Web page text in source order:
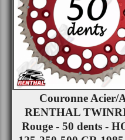
Couronne Acier/
RENTHAL
Rouge - 50 dents -
Aperçu rapide